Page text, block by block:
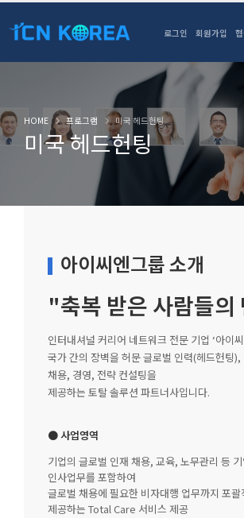
로그인 회원가입
미국 헤드헌팅
HOME 프로그램 미국 헤드헌팅
아이씨엔그룹 소개
"축복 받은 사람들의
인터내셔널 커리어 네트워크 전문 기업 ‘아이
국가 간의 장벽을 허문 글로벌 인력(헤드헌팅),
채용, 경영, 전략 컨설팅을
제공하는 토탈 솔루션 파트너사입니다.
● 사업영역
기업의 글로벌 인재 채용, 교육, 노무관리 등
인사업무를 포함하여
글로벌 채용에 필요한 비자대행 업무까지 포괄
제공하는 Total Care 서비스 제공